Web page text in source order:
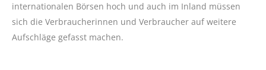
internationalen Börsen hoch und auch im Inland müssen
sich die Verbraucherinnen und Verbraucher auf weitere
Aufschläge gefasst machen.